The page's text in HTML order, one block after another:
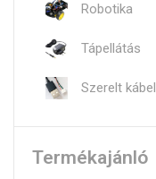
Robotika
Tápellátás
Szerelt kábel
Termékajánló